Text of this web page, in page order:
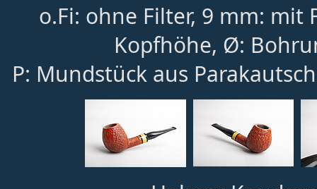
o.Fi: ohne Filter, 9 mm: mit
Kopfhöhe, Ø:
P: Mundstück aus